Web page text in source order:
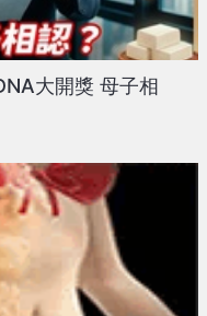
大開獎 母子相